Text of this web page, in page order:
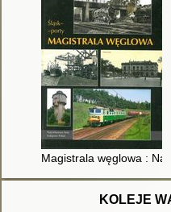
Magistrala węglowa :
KOLEJE